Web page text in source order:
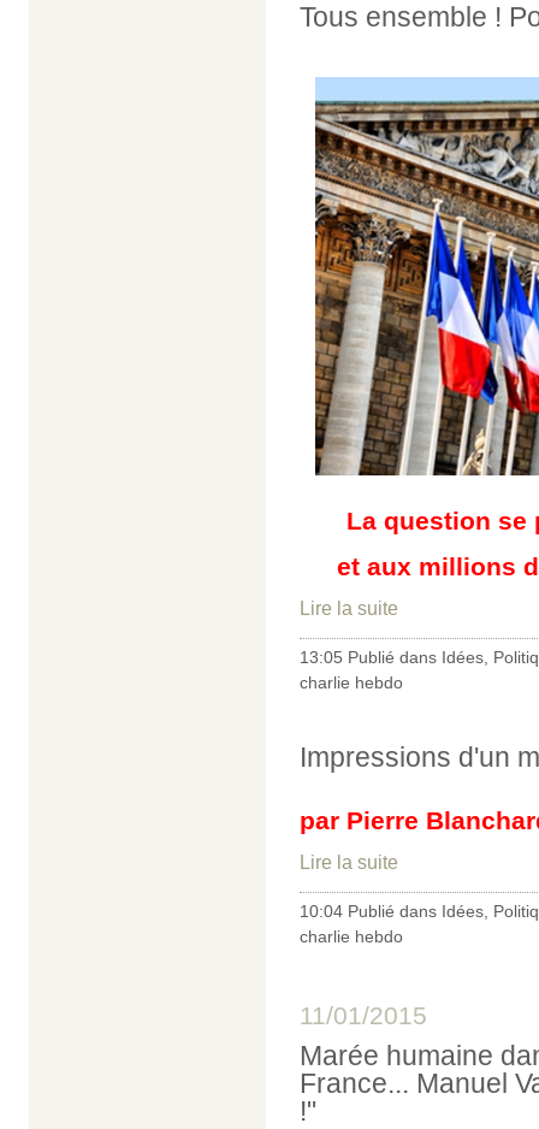
Tous ensemble !
La question se
et aux millions
Lire la suite
13:05 Publié dans Idées
charlie hebdo
Impressions d'un
par Pierre
Lire la suite
10:04 Publié dans Idées
charlie hebdo
11/01/2015
Marée humaine
France... Manuel
!"